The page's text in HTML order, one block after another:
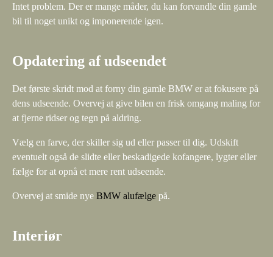
Intet problem. Der er mange måder, du kan forvandle din gamle
bil til noget unikt og imponerende igen.
Opdatering af udseendet
Det første skridt mod at forny din gamle BMW er at fokusere på
dens udseende. Overvej at give bilen en frisk omgang maling for
at fjerne ridser og tegn på aldring.
Vælg en farve, der skiller sig ud eller passer til dig. Udskift
eventuelt også de slidte eller beskadigede kofangere, lygter eller
fælge for at opnå et mere rent udseende.
Overvej at smide nye BMW alufælge på.
Interiør